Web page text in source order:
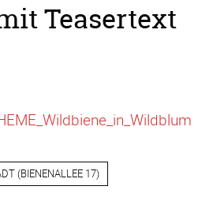
Teasertext
(BIENENALLEE 17)